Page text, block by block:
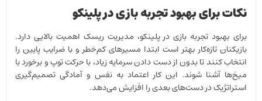
نکات برای بهبود تجربه بازی در پلینکو
برای بهبود تجربه بازی در پلینکو، مدیریت ریسک اهمیت بالایی دارد.
بازیکنان تازه‌کار بهتر است ابتدا مسیرهای کم‌خطر و با ضرایب پایین را
انتخاب کنند تا بدون از دست دادن سرمایه زیاد، با حرکت توپ و برخورد با
میخ‌ها آشنا شوند. این کار اعتماد به نفس و آمادگی تصمیم‌گیری
استراتژیک در دست‌های بعدی را افزایش می‌دهد.